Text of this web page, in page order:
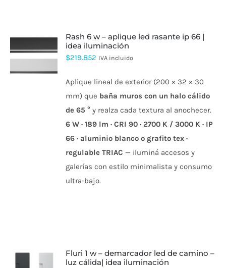
ESTE
TIENE
MÚLTIPLES
VARIANTES.
PRODUCTO
rash 6 w – aplique led rasante ip 66 |
idea iluminación
$219.852 IVA incluido
Aplique lineal de exterior (200 × 32 × 30
mm) que baña muros con un halo cálido
de 65 ° y realza cada textura al anochecer.
6 W · 189 lm · CRI 90 · 2700 K / 3000 K · IP
66 · aluminio blanco o grafito tex ·
regulable TRIAC — iluminá accesos y
galerías con estilo minimalista y consumo
ultra-bajo.
fluri 1 w – demarcador led de camino –
luz cálida| idea iluminación